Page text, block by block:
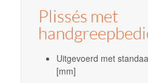
Plissés met
Uitgevoerd met
[mm]